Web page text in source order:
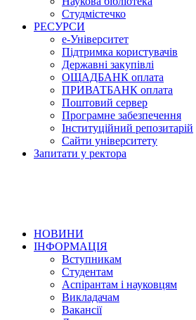
Студмістечко
РЕСУРСИ
е-Університет
Підтримка користувачів
Державні закупівлі
ОЩАДБАНК оплата
ПРИВАТБАНК оплата
Поштовий сервер
Програмне забезпечення
Інституційний репозитарій
Сайти університету
Запитати у ректора
НОВИНИ
ІНФОРМАЦІЯ
Вступникам
Студентам
Аспірантам і науковцям
Викладачам
Вакансії